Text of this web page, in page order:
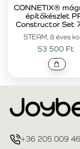
STEAM, 8 éves
CONNETIX®
építőkészlet
Constructor Set
53 500 Ft
+36 205 009